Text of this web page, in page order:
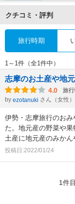
クチコミ・評判
旅行時期
1～1件（全1件中）
志摩のお土産や地
4.0 旅
by ezotanuki さん（女性）
伊勢・志摩旅行のお
た。地元産の野菜や
土産に地元産のみかん
投稿日:2022/01/24
1件